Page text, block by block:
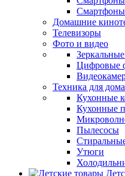
Смартфоны
Домашние
Телевизоры
Фото и видео
Цифровые
Техника для дома
Кухонные
Кухонные
Пылесосы
Утюги